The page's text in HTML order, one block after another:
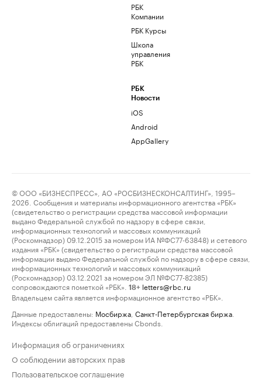
РБК
Компании
РБК Курсы
Школа
управления
РБК
РБК
Новости
iOS
Android
AppGallery
© ООО «БИЗНЕСПРЕСС», АО «РОСБИЗНЕСКОНСАЛТИНГ», 1995–
2026. Сообщения и материалы информационного агентства «РБК»
(свидетельство о регистрации средства массовой информации
выдано Федеральной службой по надзору в сфере связи,
информационных технологий и массовых коммуникаций
(Роскомнадзор) 09.12.2015 за номером ИА №ФС77-63848) и сетевого
издания «РБК» (свидетельство о регистрации средства массовой
информации выдано Федеральной службой по надзору в сфере связи,
информационных технологий и массовых коммуникаций
(Роскомнадзор) 03.12.2021 за номером ЭЛ №ФС77-82385)
сопровождаются пометкой «РБК».
18+ letters@rbc.ru
Владельцем сайта является информационное агентство «РБК».
Данные предоставлены: Мосбиржа Санкт-Петербургская биржа
Индексы облигаций предоставлены Cbonds.
Информация об ограничениях
О соблюдении авторских прав
Пользовательское соглашение